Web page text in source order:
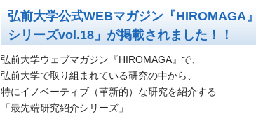
弘前大学公式WEBマガジン『HIROMAGA
シリーズvol.18」が掲載されました！！
弘前大学ウェブマガジン『HIROMAGA』で、
弘前大学で取り組まれている研究の中から、
特にイノベーティブ（革新的）な研究を紹介する
「最先端研究紹介シリーズ」